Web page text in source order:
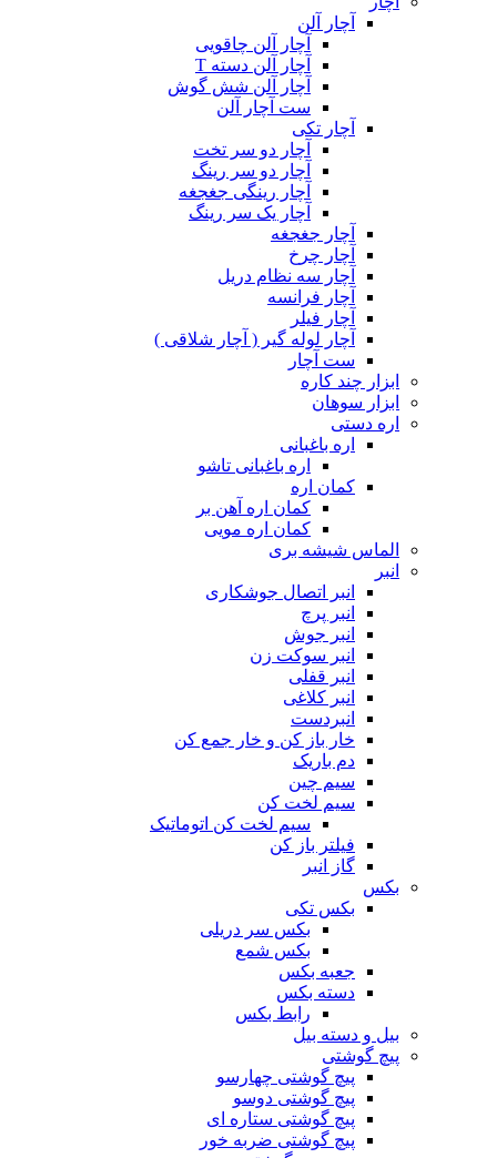
آچار آلن
آچار آلن چاقویی
آچار آلن دسته T
آچار آلن شش گوش
ست آچار آلن
آچار تکی
آچار دو سر تخت
آچار دو سر رینگ
آچار رینگی جغجغه
آچار یک سر رینگ
آچار جغجغه
آچار چرخ
آچار سه نظام دریل
آچار فرانسه
آچار فیلر
آچار لوله گیر ( آچار شلاقی )
ست آچار
ابزار چند کاره
ابزار سوهان
اره دستی
اره باغبانی
اره باغبانی تاشو
کمان اره
کمان اره آهن بر
کمان اره مویی
الماس شیشه بری
انبر
انبر اتصال جوشکاری
انبر پرچ
انبر جوش
انبر سوکت زن
انبر قفلی
انبر کلاغی
انبردست
خار باز کن و خار جمع کن
دم باریک
سیم چین
سیم لخت کن
سیم لخت کن اتوماتیک
فیلتر باز کن
گاز انبر
بکس
بکس تکی
بکس سر دریلی
بکس شمع
جعبه بکس
دسته بکس
رابط بکس
بیل و دسته بیل
پیچ گوشتی
پیچ گوشتی چهارسو
پیچ گوشتی دوسو
پیچ گوشتی ستاره‌ ای
پیچ گوشتی ضربه خور